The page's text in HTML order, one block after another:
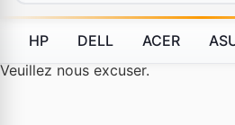
HP DELL ACER
Le produit #BLD--12232 n'est
Veuillez nous excuser.